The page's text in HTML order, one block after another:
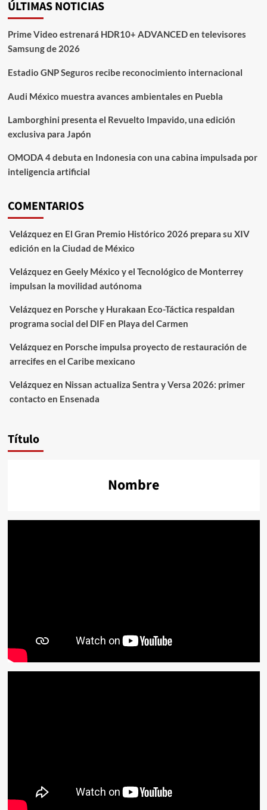
ÚLTIMAS NOTICIAS
Prime Video estrenará HDR10+ ADVANCED en televisores
Samsung de 2026
Estadio GNP Seguros recibe reconocimiento internacional
Audi México muestra avances ambientales en Puebla
Lamborghini presenta el Revuelto Impavido, una edición
exclusiva para Japón
OMODA 4 debuta en Indonesia con una cabina impulsada por
inteligencia artificial
COMENTARIOS
Velázquezen El Gran Premio Histórico 2026 prepara su XIV
edición en la Ciudad de México
Velázquezen Geely México y el Tecnológico de Monterrey
impulsan la movilidad autónoma
Velázquezen Porsche y Hurakaan Eco-Táctica respaldan
programa social del DIF en Playa del Carmen
Velázquezen Porsche impulsa proyecto de restauración de
arrecifes en el Caribe mexicano
Velázquezen Nissan actualiza Sentra y Versa 2026: primer
contacto en Ensenada
Título
Nombre